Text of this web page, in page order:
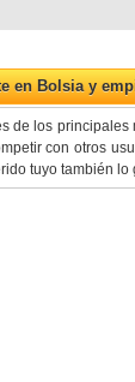
de los
con otros
tuyo también lo